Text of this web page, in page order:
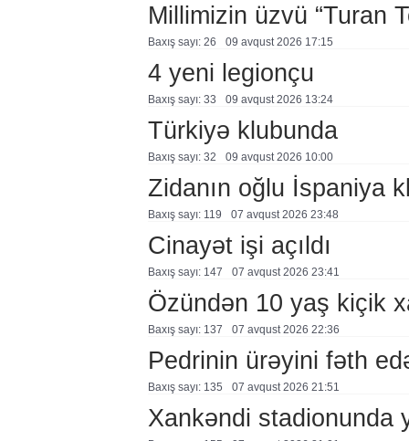
Millimizin üzvü “Turan
Baxış sayı: 26 09 avqust 2026 17:15
4 yeni legionçu
Baxış sayı: 33 09 avqust 2026 13:24
Türkiyə klubunda
Baxış sayı: 32 09 avqust 2026 10:00
Zidanın oğlu İspaniya
Baxış sayı: 119 07 avqust 2026 23:48
Cinayət işi açıldı
Baxış sayı: 147 07 avqust 2026 23:41
Özündən 10 yaş kiçik
Baxış sayı: 137 07 avqust 2026 22:36
Pedrinin ürəyini fəth
Baxış sayı: 135 07 avqust 2026 21:51
Xankəndi stadionunda